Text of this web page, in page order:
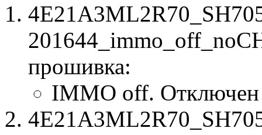
прошивка:
IMMO off. Отключен